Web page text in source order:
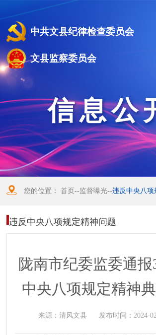
中共文县纪律检查委员会
文县监察委员会
信息公
您的位置：首页--监督曝光--违反中央八项
违反中央八项规定精神问题
陇南市纪委监委通报
中央八项规定精神
来源： 清风文县 发布时间： 2024-